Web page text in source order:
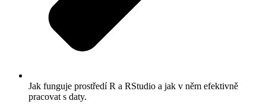
Jak funguje prostředí R a RStudio a jak v něm efektivně
pracovat s daty.